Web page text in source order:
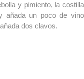
y pimiento, la costilla
añada un poco de vino
dos clavos.